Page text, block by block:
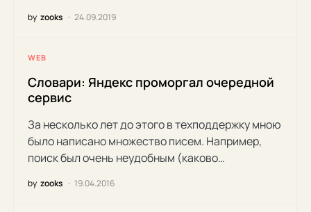
by zooks 24.09.2019
WEB
Словари: Яндекс проморгал очередной
сервис
За несколько лет до этого в техподдержку мною
было написано множество писем. Например,
поиск был очень неудобным (каково…
by zooks 19.04.2016